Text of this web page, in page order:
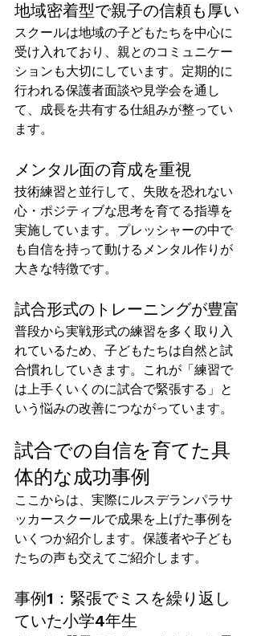
地域密着型で親子の信頼も厚い
スクールは地域の子どもたちを中心に
受け入れており、親とのコミュニケー
ションも大切にしています。定期的に
行われる保護者面談や見学会を通し
て、成長を共有する仕組みが整ってい
ます。
メンタル面の育成を重視
技術練習と並行して、失敗を恐れない
心・ポジティブな思考を育てる指導を
実施しています。プレッシャーの中で
も自信を持って動けるメンタル作りが
大きな特徴です。
試合形式のトレーニングが豊富
普段から実戦形式の練習を多く取り入
れているため、子どもたちは自然と試
合慣れしていきます。これが「練習で
は上手くいくのに試合で緊張する」と
いう悩みの改善につながっています。
試合での自信を育てた具
体的な成功事例
ここからは、実際にルスデランパラサ
ッカースクールで成果を上げた事例を
いくつか紹介します。保護者や子ども
たちの声も交えてご紹介します。
事例1：緊張でミスを繰り返し
ていた小学4年生